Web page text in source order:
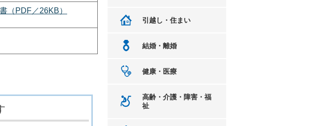
（PDF／26KB）
引越し・住まい
結婚・離婚
健康・医療
高齢・介護・障害・福
祉